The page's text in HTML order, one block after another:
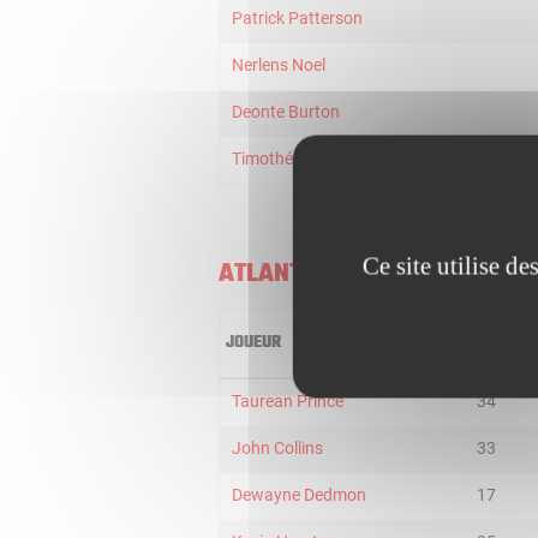
Patrick Patterson
Nerlens Noel
Deonte Burton
Timothé LUWAWU-CABARROT
ATLANTA HAWKS
JOUEUR
Taurean Prince 34
John Collins 33
Dewayne Dedmon 17
Ce site utilise